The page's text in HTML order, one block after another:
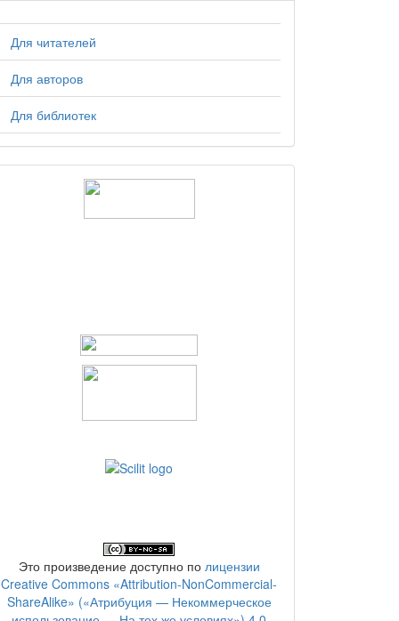
Для читателей
Для авторов
Для библиотек
Это произведение доступно по лицензии
Creative Commons «Attribution-NonCommercial-
ShareAlike» («Атрибуция — Некоммерческое